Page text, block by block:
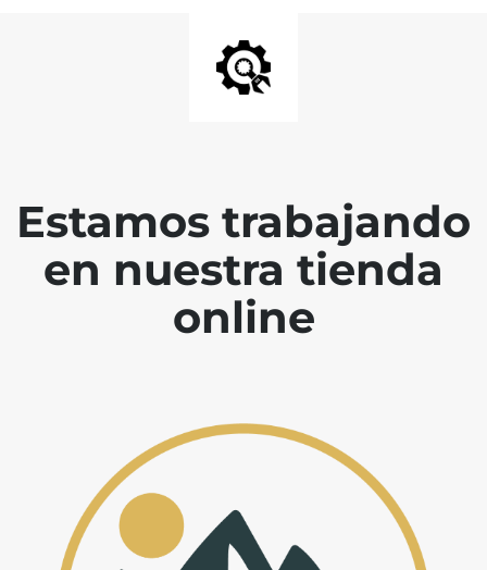
Estamos trabajando
en nuestra tienda
online